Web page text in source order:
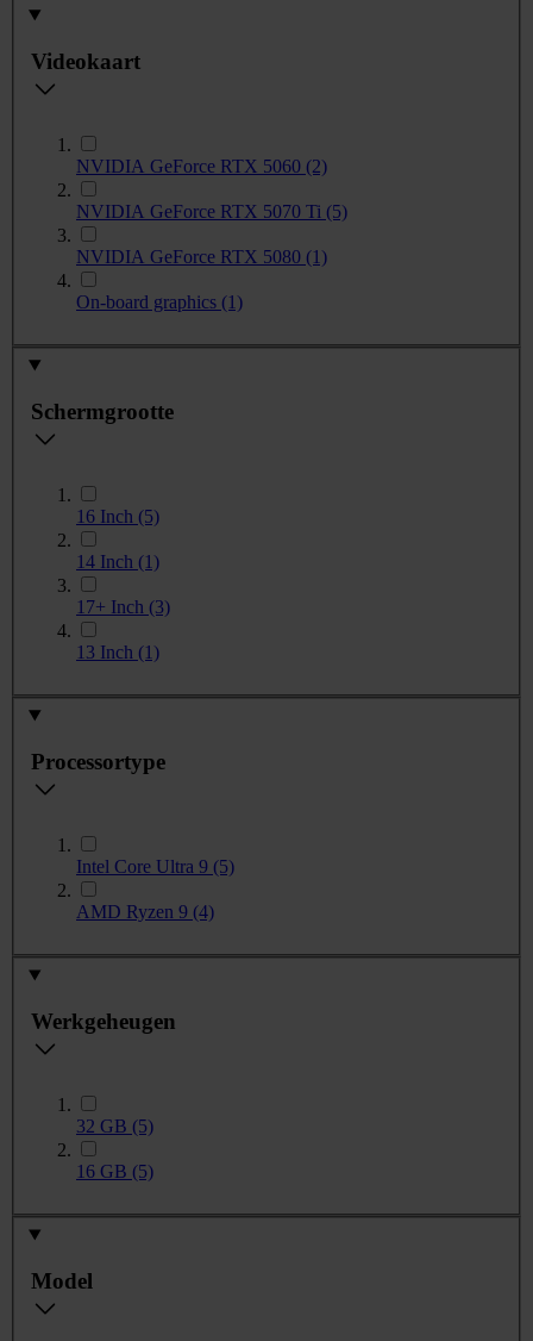
Videokaart
NVIDIA GeForce RTX 5060 (2)
NVIDIA GeForce RTX 5070 Ti (5)
NVIDIA GeForce RTX 5080 (1)
On-board graphics (1)
Schermgrootte
16 Inch (5)
14 Inch (1)
17+ Inch (3)
13 Inch (1)
Processortype
Intel Core Ultra 9 (5)
AMD Ryzen 9 (4)
Werkgeheugen
32 GB (5)
16 GB (5)
Model